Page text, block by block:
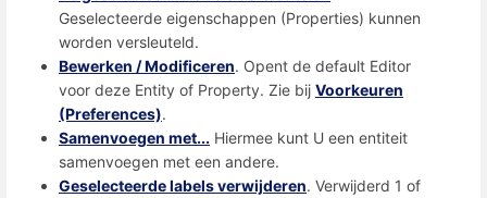
Geselecteerde eigenschappen (Properties) kunnen
worden versleuteld.
Bewerken / Modificeren. Opent de default Editor
voor deze Entity of Property. Zie bij Voorkeuren
(Preferences).
Samenvoegen met... Hiermee kunt U een entiteit
samenvoegen met een andere.
Geselecteerde labels verwijderen. Verwijderd 1 of